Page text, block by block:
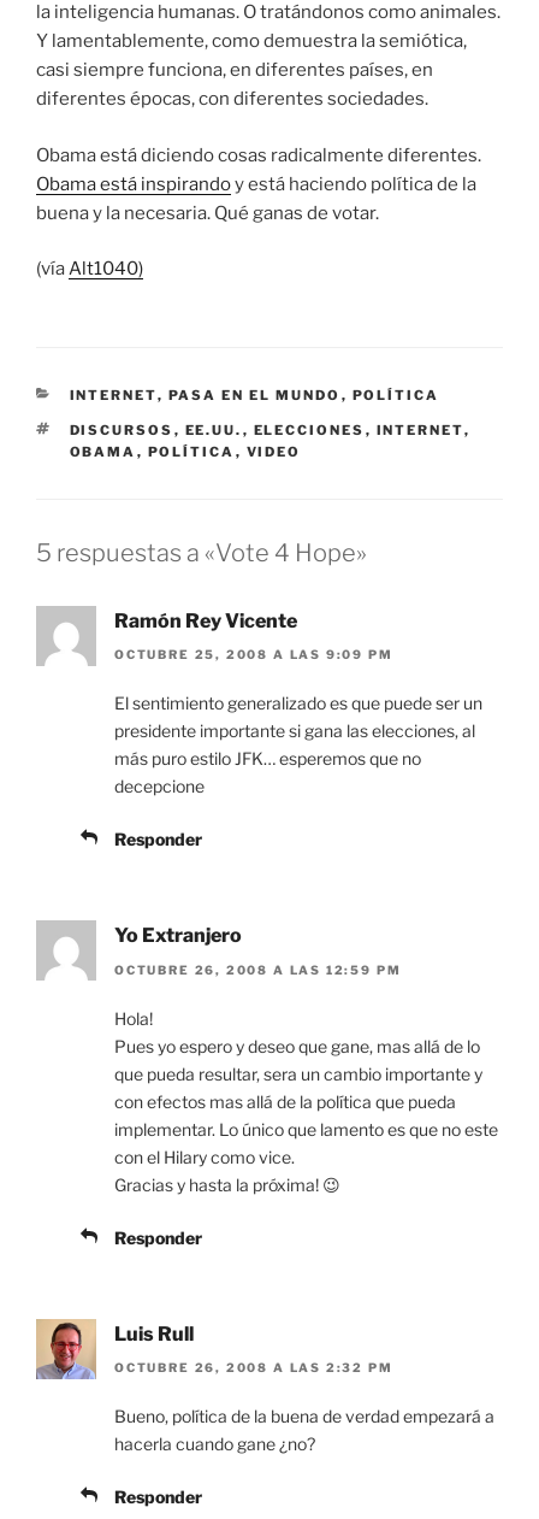
la inteligencia humanas. O tratándonos como animales.
Y lamentablemente, como demuestra la semiótica,
casi siempre funciona, en diferentes países, en
diferentes épocas, con diferentes sociedades.
Obama está diciendo cosas radicalmente diferentes.
Obama está inspirandoy está haciendo política de la
buena y la necesaria. Qué ganas de votar.
(víaAlt1040)
CATEGORÍAS
INTERNET, PASA EN EL MUNDO , POLÍTICA
ETIQUETAS
DISCURSOS , EE.UU. , ELECCIONES , INTERNET,
OBAMA , POLÍTICA , VIDEO
5 respuestas a «Vote 4 Hope»
Ramón Rey Vicente
OCTUBRE 25, 2008 A LAS 9:09 PM
El sentimiento generalizado es que puede ser un
presidente importante si gana las elecciones, al
más puro estilo JFK… esperemos que no
decepcione
Responder
Yo Extranjero
OCTUBRE 26, 2008 A LAS 12:59 PM
Hola!
Pues yo espero y deseo que gane, mas allá de lo
que pueda resultar, sera un cambio importante y
con efectos mas allá de la política que pueda
implementar. Lo único que lamento es que no este
con el Hilary como vice.
Gracias y hasta la próxima! 😉
Responder
Luis Rull
OCTUBRE 26, 2008 A LAS 2:32 PM
Bueno, política de la buena de verdad empezará a
hacerla cuando gane ¿no?
Responder